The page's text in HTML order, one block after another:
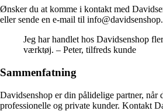
Ønsker du at komme i kontakt med
eller sende en e-mail til
Jeg har handlet hos Davidsenshop
værktøj. – Peter, tilfreds kunde
Sammenfatning
Davidsenshop er din pålidelige partner,
professionelle og private kunder. Kontakt